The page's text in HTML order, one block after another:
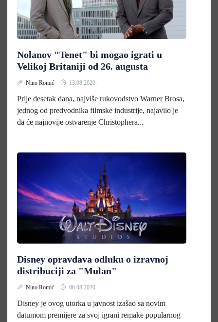
Nolanov "Tenet" bi mogao igrati u
Velikoj Britaniji od 26. augusta
Nino Romić 13.08.2020.
Prije desetak dana, najviše rukovodstvo Warner Brosa,
jednog od predvodnika filmske industrije, najavilo je
da će najnovije ostvarenje Christophera...
Disney opravdava odluku o izravnoj
distribuciji za "Mulan"
Nino Romić 06.08.2020.
Disney je ovog utorka u javnost izašao sa novim
datumom premijere za svoj igrani remake popularnog